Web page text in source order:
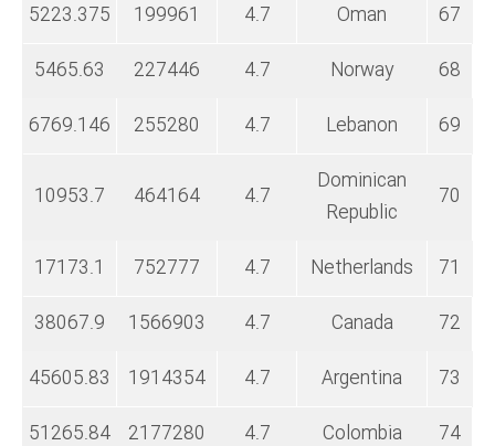
67
Oman
4.7
199961
5223.375
68
Norway
4.7
227446
5465.63
69
Lebanon
4.7
255280
6769.146
70
Dominican
Republic
4.7
464164
10953.7
71
Netherlands
4.7
752777
17173.1
72
Canada
4.7
1566903
38067.9
73
Argentina
4.7
1914354
45605.83
74
Colombia
4.7
2177280
51265.84